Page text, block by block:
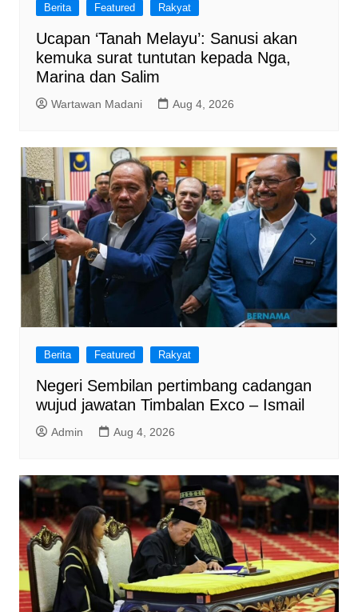
Berita Featured Rakyat
Ucapan ‘Tanah Melayu’: Sanusi akan
kemuka surat tuntutan kepada Nga,
Marina dan Salim
Wartawan Madani Aug 4, 2026
Berita Featured Rakyat
Negeri Sembilan pertimbang cadangan
wujud jawatan Timbalan Exco – Ismail
Admin Aug 4, 2026